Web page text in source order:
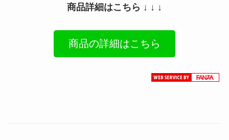
商品詳細はこちら ↓ ↓ ↓
商品の詳細はこちら